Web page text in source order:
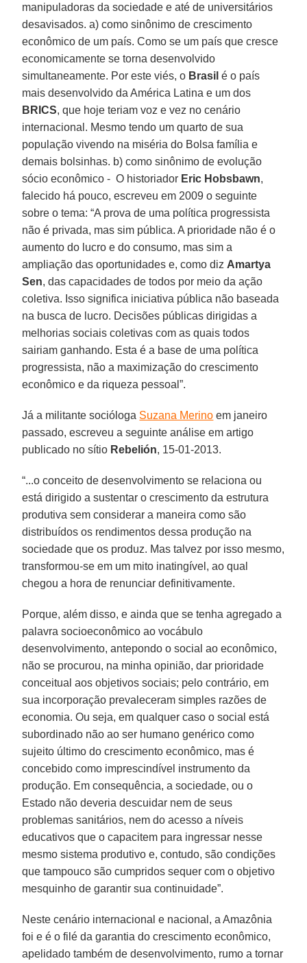
manipuladoras da sociedade e até de universitários
desavisados. a) como sinônimo de crescimento
econômico de um país. Como se um país que cresce
economicamente se torna desenvolvido
simultaneamente. Por este viés, o Brasil é o país
mais desenvolvido da América Latina e um dos
BRICS, que hoje teriam voz e vez no cenário
internacional. Mesmo tendo um quarto de sua
população vivendo na miséria do Bolsa família e
demais bolsinhas. b) como sinônimo de evolução
sócio econômico - O historiador Eric Hobsbawn,
falecido há pouco, escreveu em 2009 o seguinte
sobre o tema: “A prova de uma política progressista
não é privada, mas sim pública. A prioridade não é o
aumento do lucro e do consumo, mas sim a
ampliação das oportunidades e, como diz Amartya
Sen, das capacidades de todos por meio da ação
coletiva. Isso significa iniciativa pública não baseada
na busca de lucro. Decisões públicas dirigidas a
melhorias sociais coletivas com as quais todos
sairiam ganhando. Esta é a base de uma política
progressista, não a maximização do crescimento
econômico e da riqueza pessoal”.
Já a militante socióloga Suzana Merino em janeiro
passado, escreveu a seguinte análise em artigo
publicado no sítio Rebelión, 15-01-2013.
“...o conceito de desenvolvimento se relaciona ou
está dirigido a sustentar o crescimento da estrutura
produtiva sem considerar a maneira como são
distribuídos os rendimentos dessa produção na
sociedade que os produz. Mas talvez por isso mesmo,
transformou-se em um mito inatingível, ao qual
chegou a hora de renunciar definitivamente.
Porque, além disso, e ainda que se tenha agregado a
palavra socioeconômico ao vocábulo
desenvolvimento, antepondo o social ao econômico,
não se procurou, na minha opinião, dar prioridade
conceitual aos objetivos sociais; pelo contrário, em
sua incorporação prevaleceram simples razões de
economia. Ou seja, em qualquer caso o social está
subordinado não ao ser humano genérico como
sujeito último do crescimento econômico, mas é
concebido como imprescindível instrumento da
produção. Em consequência, a sociedade, ou o
Estado não deveria descuidar nem de seus
problemas sanitários, nem do acesso a níveis
educativos que o capacitem para ingressar nesse
mesmo sistema produtivo e, contudo, são condições
que tampouco são cumpridos sequer com o objetivo
mesquinho de garantir sua continuidade”.
Neste cenário internacional e nacional, a Amazônia
foi e é o filé da garantia do crescimento econômico,
apelidado também de desenvolvimento, rumo a tornar